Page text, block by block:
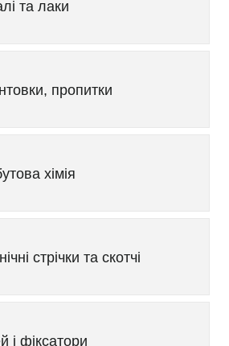
та лаки
пропитки
хімія
стрічки та скотчі
і фіксатори